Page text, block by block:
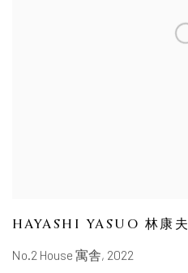
HAYASHI YASUO 林康夫
No.2 House 寓舎, 2022